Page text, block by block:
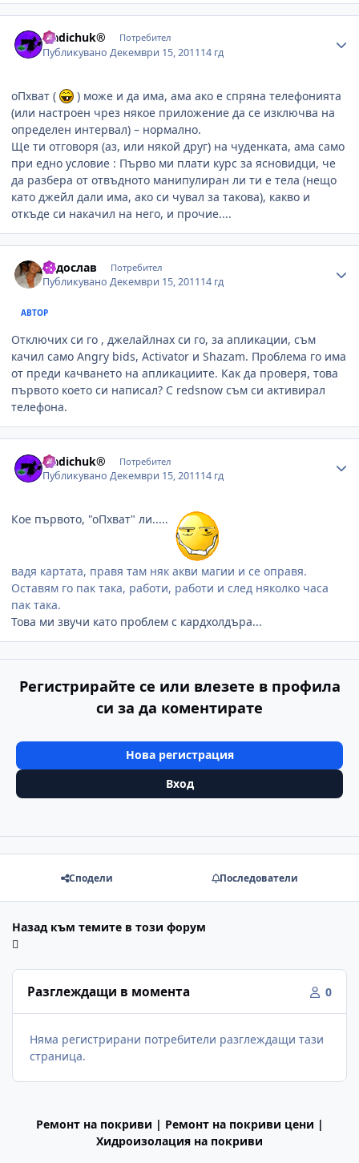
Sladichuk® Потребител
ПубликуваноДекември 15, 201114 гд
оПхват (
) може и да има, ама ако е спряна телефонията
(или настроен чрез някое приложение да се изключва на
определен интервал) – нормално.
Ще ти отговоря (аз, или някой друг) на чуденката, ама само
при едно условие : Първо ми плати курс за ясновидци, че
да разбера от отвъдното манипулиран ли ти е тела (нещо
като джейл дали има, ако си чувал за такова), какво и
откъде си накачил на него, и прочие....
Радослав Потребител
ПубликуваноДекември 15, 201114 гд
АВТОР
Отключих си го , джелайлнах си го, за апликации, съм
качил само Angry bids, Activator и Shazam. Проблема го има
от преди качването на апликациите. Как да проверя, това
първото което си написал? С redsnow съм си активирал
телефона.
Sladichuk® Потребител
ПубликуваноДекември 15, 201114 гд
Кое първото, "оПхват" ли.....
вадя картата, правя там няк акви магии и се оправя.
Оставям го пак така, работи, работи и след няколко часа
пак така.
Това ми звучи като проблем с кардхолдъра...
Регистрирайте се или влезете в профила
си за да коментирате
Нова регистрация
Вход
Сподели Последователи
Назад към темите в този форум
Разглеждащи в момента 0
Няма регистрирани потребители разглеждащи тази
страница.
Ремонт на покриви | Ремонт на покриви цени |
Хидроизолация на покриви